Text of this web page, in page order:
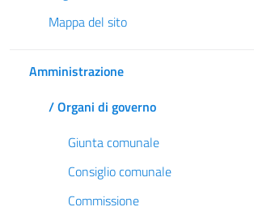
Mappa del sito
Amministrazione
/ Organi di governo
Giunta comunale
Consiglio comunale
Commissione